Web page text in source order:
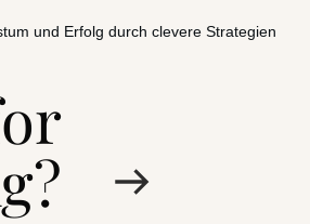
und Erfolg durch clevere Strategien